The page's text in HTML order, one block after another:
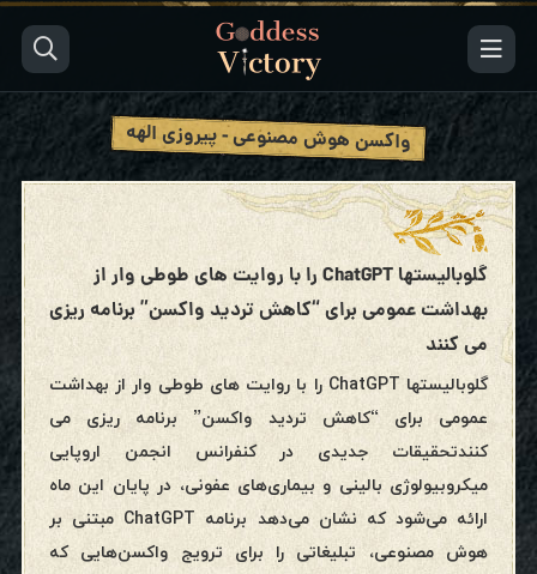
واکسن هوش مصنوعی - پیروزی الهه
گلوبالیستها ChatGPT را با روایت های طوطی وار از
بهداشت عمومی برای “کاهش تردید واکسن” برنامه ریزی
می کنند
گلوبالیستها ChatGPT را با روایت های طوطی وار از بهداشت
عمومی برای “کاهش تردید واکسن” برنامه ریزی می
کنندتحقیقات جدیدی در کنفرانس انجمن اروپایی
میکروبیولوژی بالینی و بیماری‌های عفونی، در پایان این ماه
ارائه می‌شود که نشان می‌دهد برنامه ChatGPT مبتنی بر
هوش مصنوعی، تبلیغاتی را برای ترویج واکسن‌هایی که